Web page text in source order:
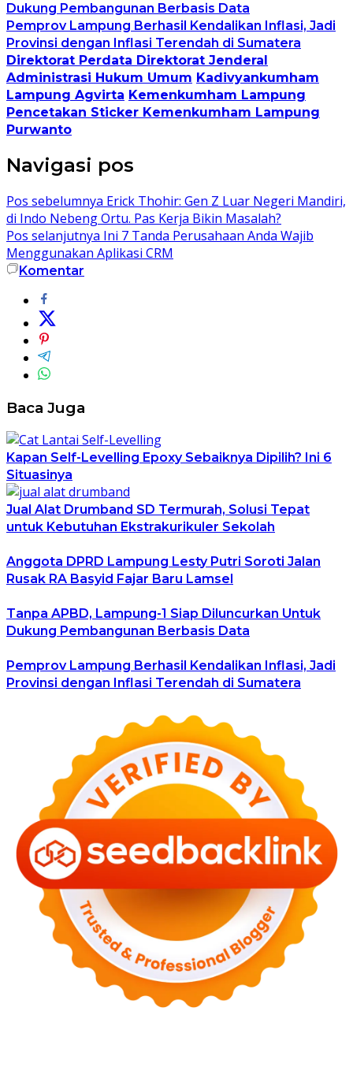
Dukung Pembangunan Berbasis Data
Pemprov Lampung Berhasil Kendalikan Inflasi, Jadi
Provinsi dengan Inflasi Terendah di Sumatera
Direktorat Perdata Direktorat Jenderal
Administrasi Hukum Umum Kadivyankumham
Lampung Agvirta Kemenkumham Lampung
Pencetakan Sticker Kemenkumham Lampung
Purwanto
Navigasi pos
Pos sebelumnya Erick Thohir: Gen Z Luar Negeri Mandiri,
di Indo Nebeng Ortu. Pas Kerja Bikin Masalah?
Pos selanjutnya Ini 7 Tanda Perusahaan Anda Wajib
Menggunakan Aplikasi CRM
Komentar
Baca Juga
Kapan Self-Levelling Epoxy Sebaiknya Dipilih? Ini 6
Situasinya
Jual Alat Drumband SD Termurah, Solusi Tepat
untuk Kebutuhan Ekstrakurikuler Sekolah
Anggota DPRD Lampung Lesty Putri Soroti Jalan
Rusak RA Basyid Fajar Baru Lamsel
Tanpa APBD, Lampung-1 Siap Diluncurkan Untuk
Dukung Pembangunan Berbasis Data
Pemprov Lampung Berhasil Kendalikan Inflasi, Jadi
Provinsi dengan Inflasi Terendah di Sumatera